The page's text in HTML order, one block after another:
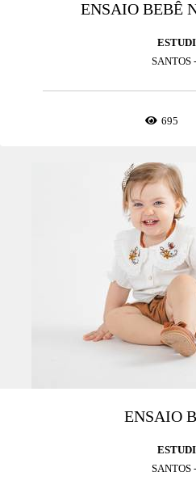
ENSAIO BEBÊ
SANTOS
695
ENSAIO
SANTOS